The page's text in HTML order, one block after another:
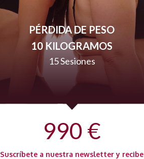
PÉRDIDA DE PESO
10 KILOGRAMOS
15 Sesiones
990 €
Suscríbete a nuestra newsletter y recibe